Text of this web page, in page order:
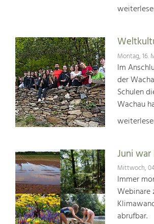
Montag, 16.
Im
der
Schulen
Wachau
Juni
Mittwoch,
Immer
Webinare
abrufbar.